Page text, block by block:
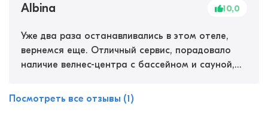
Albina 10,0
Уже два раза останавливались в этом отеле,
вернемся еще. Отличный сервис, порадовало
наличие велнес-центра с бассейном и сауной,
очень понравилось. В номерах оба раза было
чисто, есть кондиционер, питьевая вода,
Посмотреть все отзывы (1)